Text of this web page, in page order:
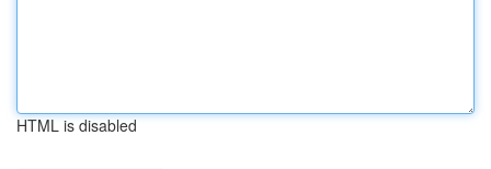
HTML is disabled